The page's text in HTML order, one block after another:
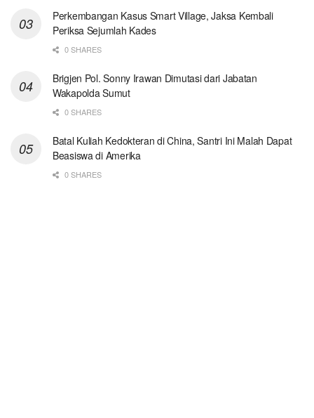
Perkembangan Kasus Smart Village, Jaksa Kembali
Periksa Sejumlah Kades
0 SHARES
Brigjen Pol. Sonny Irawan Dimutasi dari Jabatan
Wakapolda Sumut
0 SHARES
Batal Kuliah Kedokteran di China, Santri Ini Malah Dapat
Beasiswa di Amerika
0 SHARES